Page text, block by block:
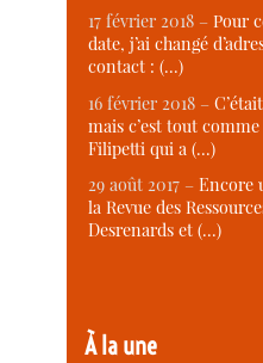
17 février 2018 –Pour
date, j’ai changé
contact : (…)
16 février 2018 –
mais c’est tout comme
Filipetti qui a (…)
29 août 2017 –Encore
la Revue des
Desrenards et (…)
À la une